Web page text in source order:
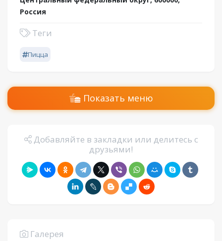
Россия
Теги
Пицца
Показать меню
Добавляйте в закладки или делитесь с
друзьями!
Галерея